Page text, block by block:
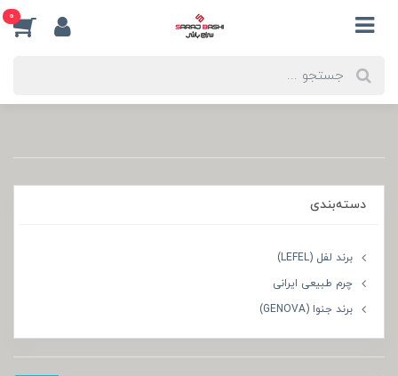
0
دسته‌بندی
برند لفل (LEFEL)
چرم طبیعی ایرانی
برند جنوا (GENOVA)